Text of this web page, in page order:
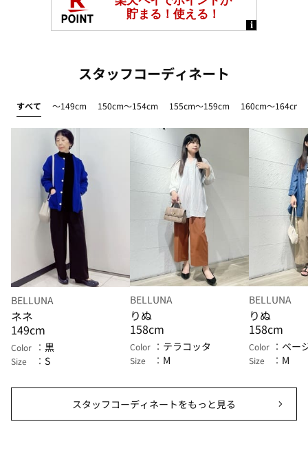
スタッフコーディネート
すべて ～149cm 150cm～154cm 155cm～159cm 160cm～164cm
BELLUNA
ネネ
149cm
Color 黒
Size S
BELLUNA
りぬ
158cm
Color テラコッタ
Size M
BELLUNA
りぬ
158cm
Color ベー
Size M
スタッフコーディネートをもっと見る